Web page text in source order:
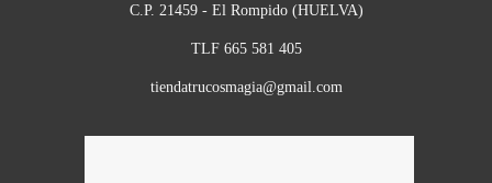
C.P. 21459 - El Rompido (HUELVA)
TLF 665 581 405
tiendatrucosmagia@gmail.com